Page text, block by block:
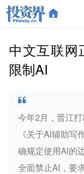
中文互联网
限制AI
今年2月，晋江
《关于AI辅助
确规定使用AI的
全面禁止AI，要